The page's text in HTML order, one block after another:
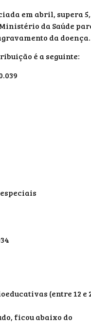
em abril, supera
da Saúde
da doença.
é a seguinte:
(entre 12 e
ficou abaixo do